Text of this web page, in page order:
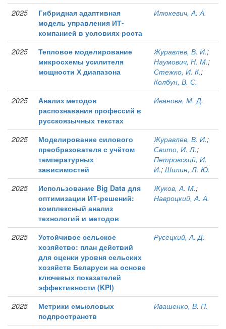
2025
Гибридная адаптивная
модель управления ИТ-
компанией в условиях роста
Илюкевич, А. А.
2025
Тепловое моделирование
микросхемы усилителя
мощности Х диапазона
Журавлев, В. И.;
Наумович, Н. М.;
Стежко, И. К.;
Колбун, В. С.
2025
Анализ методов
распознавания профессий в
русскоязычных текстах
Иванова, М. Д.
2025
Моделирование силового
преобразователя с учётом
температурных
зависимостей
Журавлев, В. И.;
Свито, И. Л.;
Петровский, И.
И.; Шилин, Л. Ю.
2025
Использование Big Data для
оптимизации ИТ-решений:
комплексный анализ
технологий и методов
Жуков, А. М.;
Навроцкий, А. А.
2025
Устойчивое сельское
хозяйство: план действий
для оценки уровня сельских
хозяйств Беларуси на основе
ключевых показателей
эффективности (KPI)
Русецкий, А. Д.
2025
Метрики смысловых
подпространств
Ивашенко, В. П.